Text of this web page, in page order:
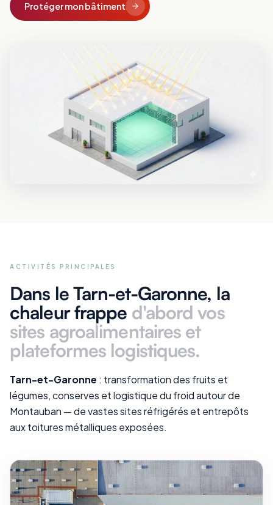
Protéger mon bâtiment
ACTIVITÉS PRINCIPALES
Dans le Tarn-et-Garonne, la
chaleur frappe d'abord vos
sites agroalimentaires et
plateformes logistiques.
Tarn-et-Garonne : transformation des fruits et
légumes, conserves et logistique du froid autour de
Montauban — de vastes sites réfrigérés et entrepôts
aux toitures métalliques exposées.